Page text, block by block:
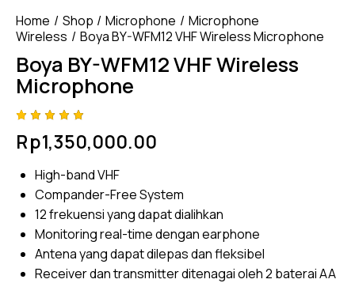
Home Shop Microphone
Microphone
Wireless
Boya BY-WFM12 VHF Wireless Microphone
Boya BY-WFM12 VHF Wireless
Microphone
5.00
out
of 5
on
r
ratings
Rp1,350,000.00
High-band VHF
Compander-Free System
12 frekuensi yang dapat dialihkan
Monitoring real-time dengan earphone
Antena yang dapat dilepas dan fleksibel
Receiver dan transmitter ditenagai oleh 2 baterai AA